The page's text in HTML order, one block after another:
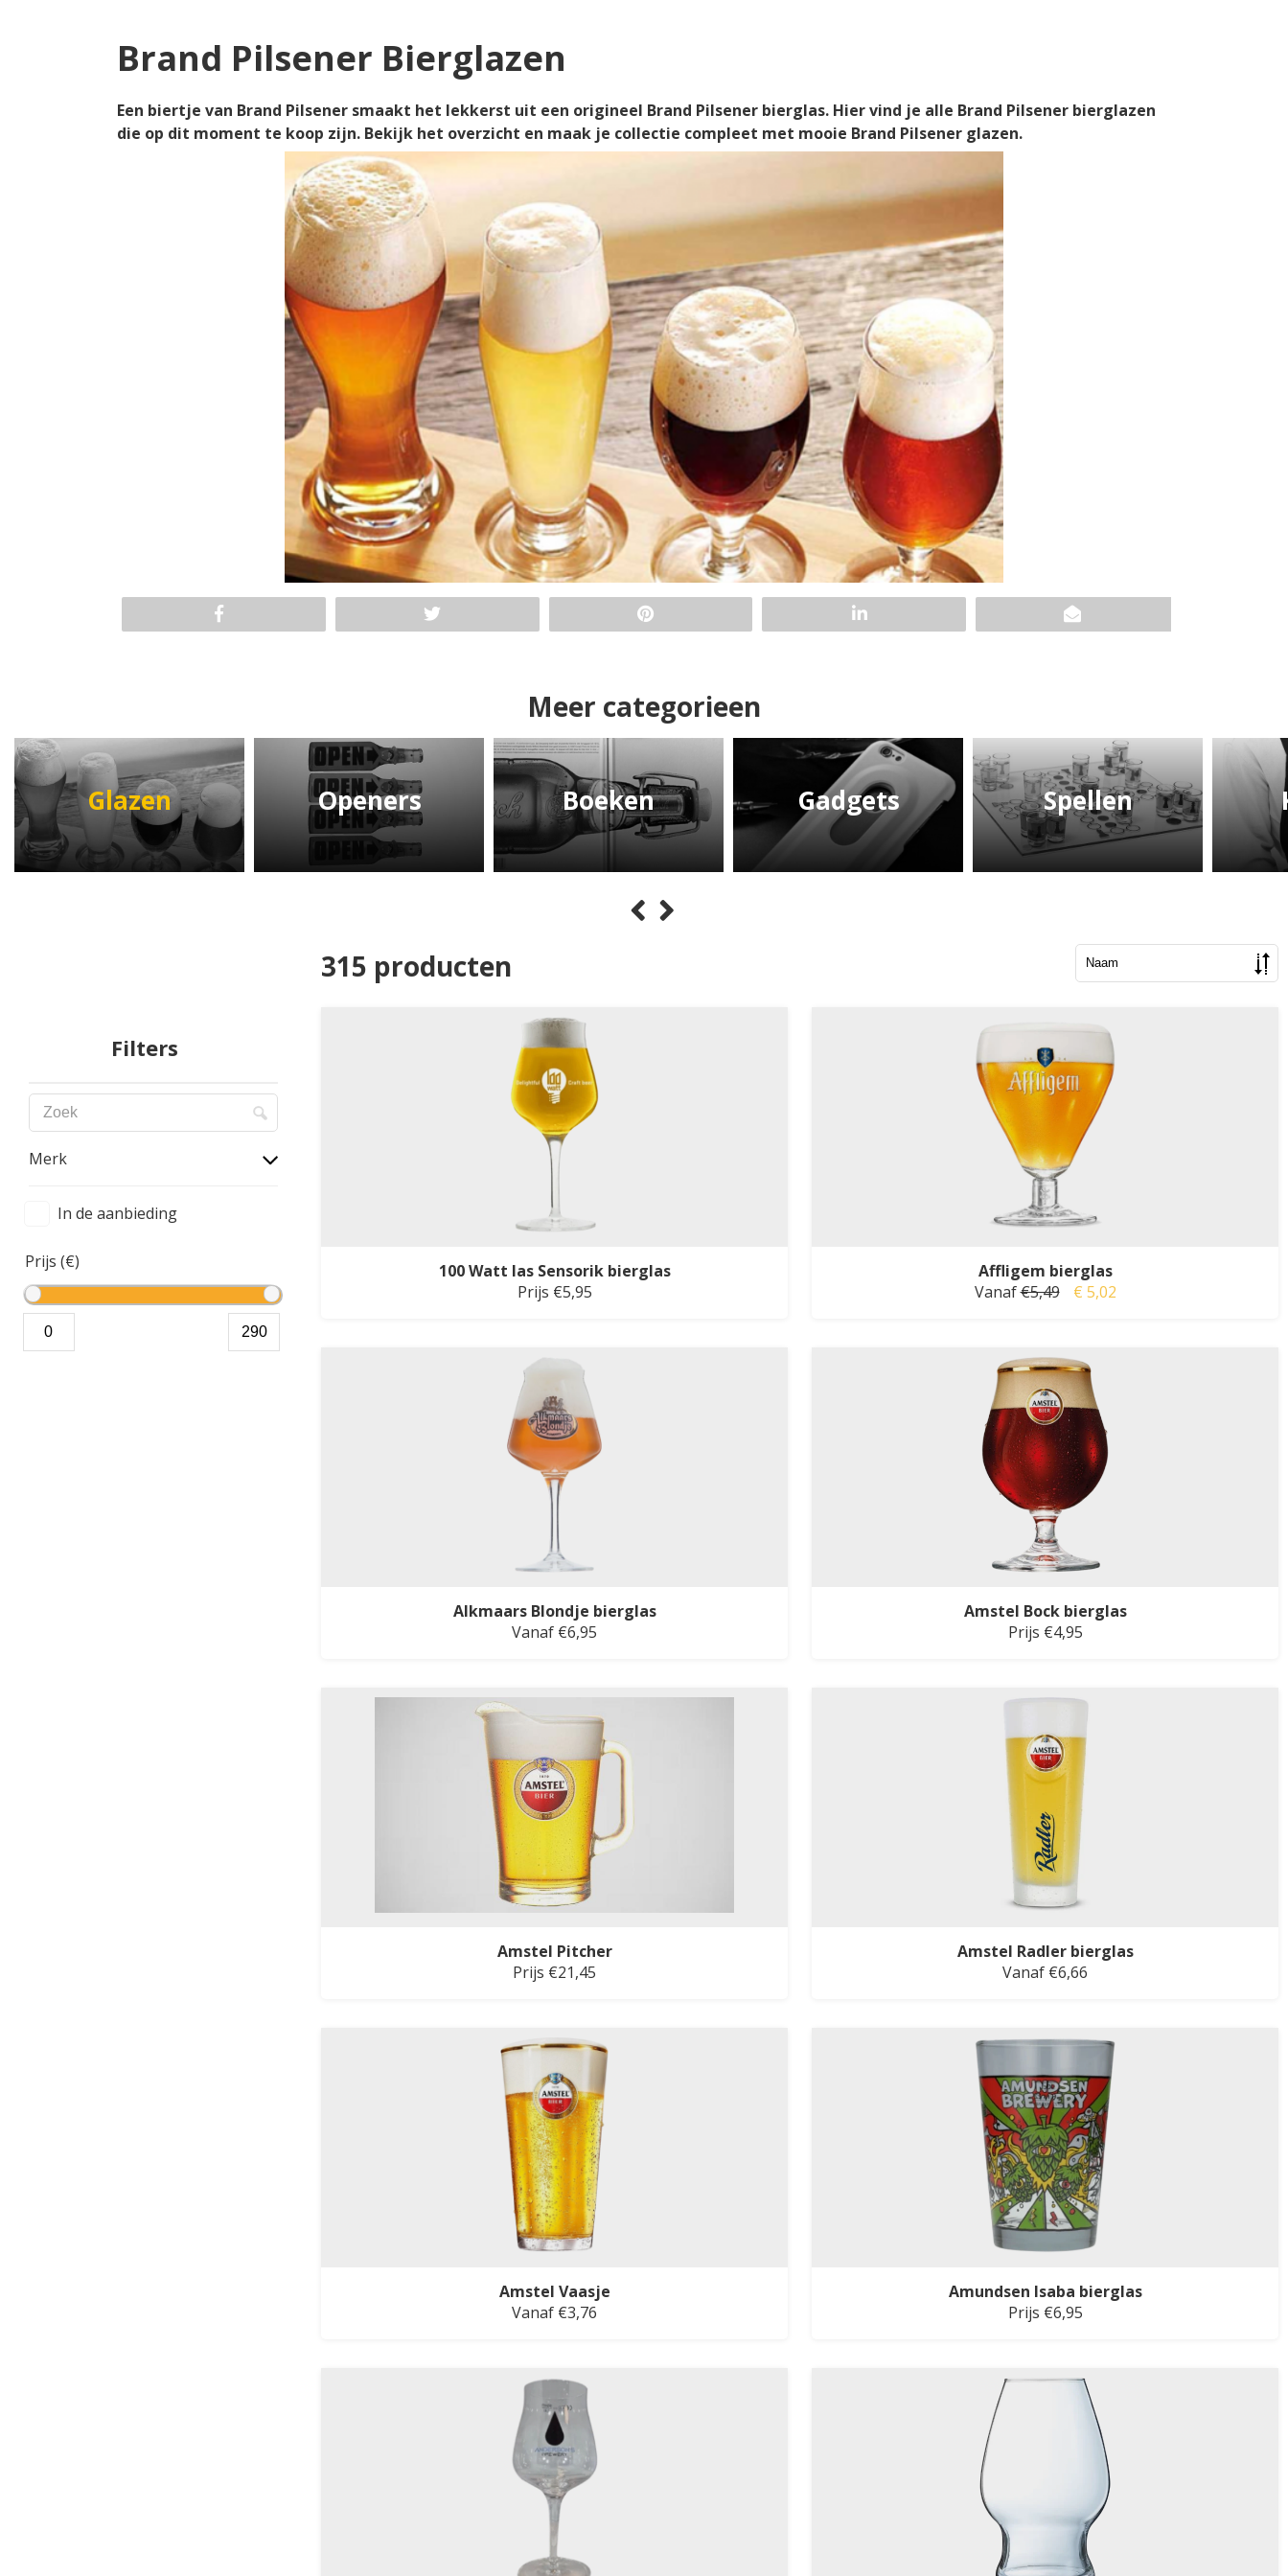
Brand Pilsener Bierglazen
Een biertje van Brand Pilsener smaakt het lekkerst uit een origineel Brand Pilsener bierglas. Hier vind je alle Brand Pilsener bierglazen
die op dit moment te koop zijn. Bekijk het overzicht en maak je collectie compleet met mooie Brand Pilsener glazen.
Meer categorieen
Glazen Openers Boeken Gadgets Spellen
Filters
Merk
In de aanbieding
Prijs (€)
315 producten
100 Watt las Sensorik bierglas
Prijs €5,95
Affligem bierglas
Vanaf€5,49 € 5,02
Alkmaars Blondje bierglas
Vanaf €6,95
Amstel Bock bierglas
Prijs €4,95
Amstel Pitcher
Prijs €21,45
Amstel Radler bierglas
Vanaf €6,66
Amstel Vaasje
Vanaf €3,76
Amundsen Isaba bierglas
Prijs €6,95